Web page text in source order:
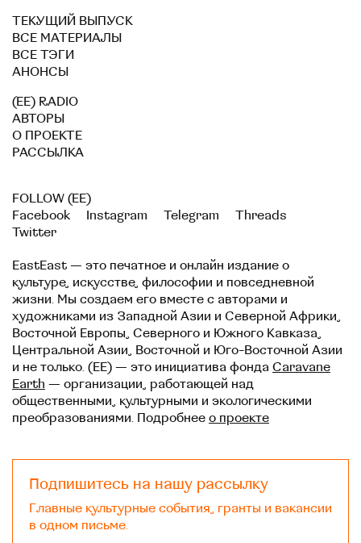
ТЕКУЩИЙ ВЫПУСК
ВСЕ МАТЕРИАЛЫ
ВСЕ ТЭГИ
АНОНСЫ
(EE) RADIO
АВТОРЫ
О ПРОЕКТЕ
РАССЫЛКА
FOLLOW (EE)
Facebook
Instagram Telegram
Threads
Twitter
EastEast — это печатное и онлайн издание о
культуре, искусстве, философии и повседневной
жизни. Мы создаем его вместе с авторами и
художниками из Западной Азии и Северной Африки,
Восточной Европы, Северного и Южного Кавказа,
Центральной Азии, Восточной и Юго-Восточной Азии
и не только. (EE) — это инициатива фонда Caravane
Earth — организации, работающей над
общественными, культурными и экологическими
преобразованиями. Подробнее о проекте
Подпишитесь на нашу рассылку
Главные культурные события, гранты и вакансии
в одном письме.